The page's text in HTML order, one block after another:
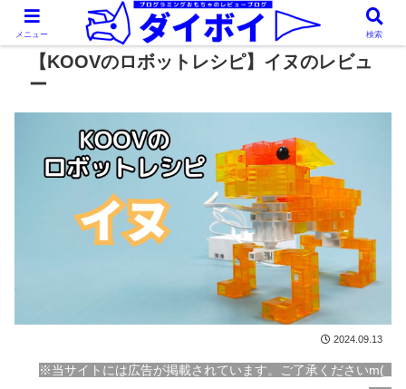
【KOOVのロボットレシピ】イヌのレビュ
ー
2024.09.13
※当サイトには広告が掲載されています。ご了承くださいm(_
メニュー 検索